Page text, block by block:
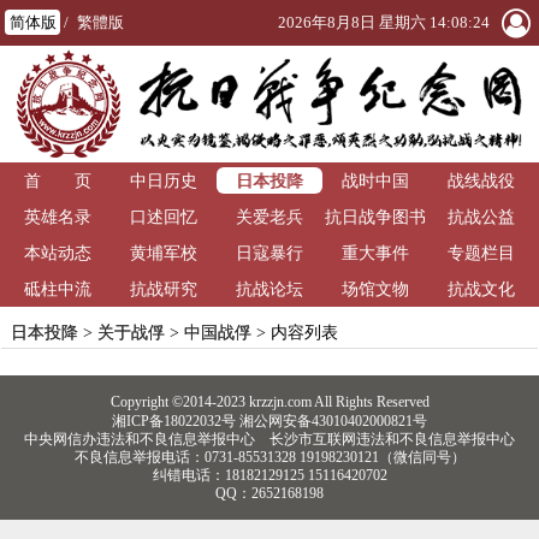
简体版 / 繁體版 2026年8月8日 星期六 14:08:24
首 页 中日历史 日本投降 战时中国
战线战役
英雄名录
口述回忆 关爱老兵
抗日战争图书
馆
抗战公益
本站动态
黄埔军校 日寇暴行 重大事件
专题栏目
砥柱中流
抗战研究 抗战论坛 场馆文物 抗战文化
日本投降> 关于战俘> 中国战俘> 内容列表
Copyright ©2014-2023 krzzjn.com All Rights Reserved
湘ICP备18022032号 湘公网安备43010402000821号
中央网信办违法和不良信息举报中心
长沙市互联网违法和不良信息举报中心
不良信息举报电话：0731-85531328 19198230121（微信同号）
纠错电话：18182129125 15116420702
QQ：2652168198